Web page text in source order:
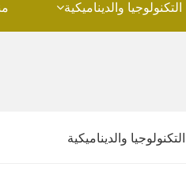
التكنولوجيا والديناميكية
التكنولوجيا والديناميكية